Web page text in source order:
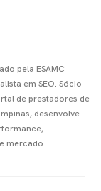
pela ESAMC
em SEO. Sócio
de prestadores de
desenvolve
mercado